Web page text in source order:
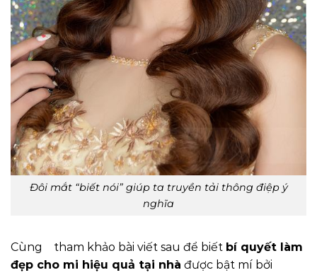
Đôi mắt “biết nói” giúp ta truyền tải thông điệp ý
nghĩa
Cùng tham khảo bài viết sau để biết bí quyết làm
đẹp cho mi hiệu quả tại nhà được bật mí bởi